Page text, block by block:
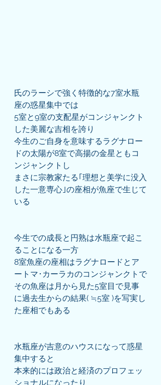
氏のラーシで強く特徴的な7室水瓶
座の惑星集中では
5室と9室の支配星がコンジャンクト
した美麗な吉相を誇り
今生のご自身を意味するラグナロー
ドの太陽が8室で高揚の金星ともコ
ンジャンクトし
まさに宗教家たる｢理想と美学に没入
した一意専心｣の座相が魚座で生じて
いる
今生での成長と円熟は水瓶座で起こ
ることになる一方
8室魚座の座相はラグナロードとア
ートマ･カーラカのコンジャンクトで
その魚座は月から見た5室目で見事
に過去生からの結果( ≒5室 )を写実し
た座相でもある
水瓶座が吉意のハウスになって惑星
集中すると
本来的には政治と経済のプロフェッ
ショナルになったり